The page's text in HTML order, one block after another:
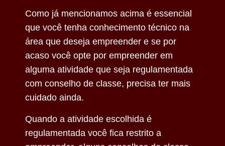
Como já mencionamos acima é essencial
que você tenha conhecimento técnico na
área que deseja empreender e se por
acaso você opte por empreender em
alguma atividade que seja regulamentada
com conselho de classe, precisa ter mais
cuidado ainda.
Quando a atividade escolhida é
regulamentada você fica restrito a